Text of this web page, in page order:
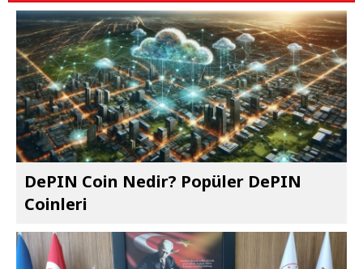
DePIN Coin Nedir? Popüler DePIN
Coinleri